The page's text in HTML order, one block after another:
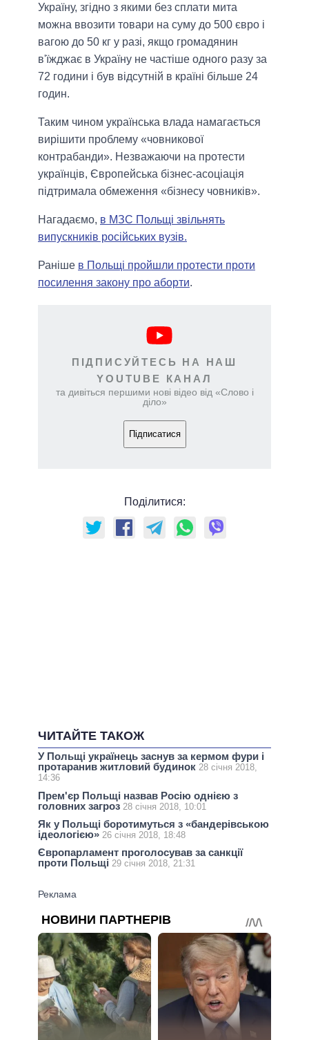
Україну, згідно з якими без сплати мита
можна ввозити товари на суму до 500 євро і
вагою до 50 кг у разі, якщо громадянин
в'їжджає в Україну не частіше одного разу за
72 години і був відсутній в країні більше 24
годин.
Таким чином українська влада намагається
вирішити проблему «човникової
контрабанди». Незважаючи на протести
українців, Європейська бізнес-асоціація
підтримала обмеження «бізнесу човників».
Нагадаємо, в МЗС Польщі звільнять
випускників російських вузів.
Раніше в Польщі пройшли протести проти
посилення закону про аборти.
ПІДПИСУЙТЕСЬ НА НАШ
YOUTUBE КАНАЛ
та дивіться першими нові відео від «Слово і
діло»
Підписатися
Поділитися:
ЧИТАЙТЕ ТАКОЖ
У Польщі українець заснув за кермом фури і
протаранив житловий будинок 28 січня 2018,
14:36
Прем'єр Польщі назвав Росію однією з
головних загроз 28 січня 2018, 10:01
Як у Польщі боротимуться з «бандерівською
ідеологією» 26 січня 2018, 18:48
Європарламент проголосував за санкції
проти Польщі 29 січня 2018, 21:31